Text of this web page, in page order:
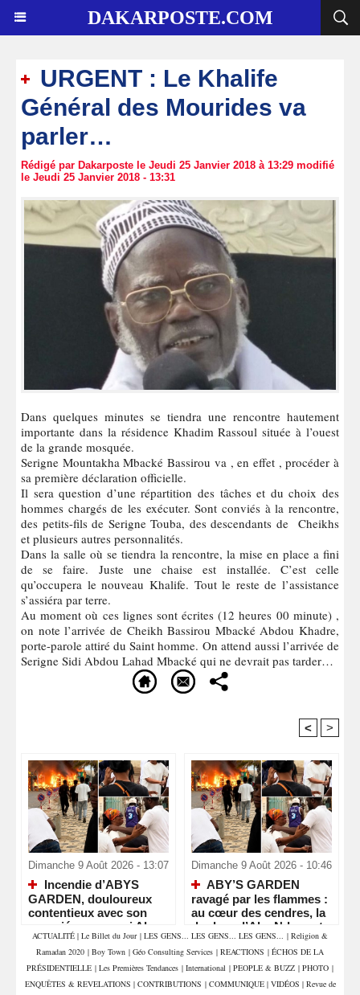
DAKARPOSTE.COM
URGENT : Le Khalife
Général des Mourides va
parler…
Rédigé par Dakarposte le Jeudi 25 Janvier 2018 à 13:29 modifié
le Jeudi 25 Janvier 2018 - 13:31
Dans quelques minutes se tiendra une rencontre hautement
importante dans la résidence Khadim Rassoul située à l’ouest
de la grande mosquée.
Serigne Mountakha Mbacké Bassirou va , en effet , procéder à
sa première déclaration officielle.
Il sera question d’une répartition des tâches et du choix des
hommes chargés de les exécuter. Sont conviés à la rencontre,
des petits-fils de Serigne Touba, des descendants de Cheikhs
et plusieurs autres personnalités.
Dans la salle où se tiendra la rencontre, la mise en place a fini
de se faire. Juste une chaise est installée. C’est celle
qu’occupera le nouveau Khalife. Tout le reste de l’assistance​
s’assiéra par terre.
Au moment où ces lignes sont écrites (12 heures 00 minute) ,
on note l’arrivée de Cheikh Bassirou Mbacké Abdou Khadre,
porte-parole attiré du Saint homme. On attend aussi l’arrivée de
Serigne Sidi Abdou Lahad Mbacké qui ne devrait pas tarder…
< >
Dimanche 9 Août 2026 - 13:07
Incendie d’ABYS
GARDEN, douloureux
contentieux avec son
associé : pourquoi Aby
Ndour, la gérante, est
inconsolable… Les non-
dits d’un différend qui
s’envenime
Dimanche 9 Août 2026 - 10:46
ABY’S GARDEN
ravagé par les flammes :
au cœur des cendres, la
douleur d’Aby Ndour et
de toute une équipe
ACTUALITÉ | Le Billet du Jour | LES GENS... LES GENS... LES GENS... | Religion &
Ramadan 2020 | Boy Town | Géo Consulting Services | REACTIONS | ÉCHOS DE LA
PRÉSIDENTIELLE | Les Premières Tendances | International | PEOPLE & BUZZ | PHOTO |
ENQUÊTES & REVELATIONS | CONTRIBUTIONS | COMMUNIQUE | VIDÉOS | Revue de